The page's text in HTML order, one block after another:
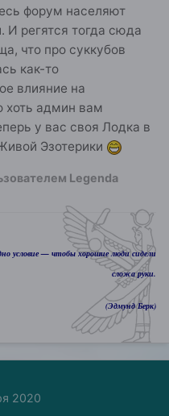
форум населяют
регятся тогда сюда
что про суккубов
как-то
влияние на
хоть админ вам
у вас своя Лодка в
Эзотерики
Legenda
условие — чтобы хорошие люди сидели
сложа руки.
(Эдмунд Берк)
2020